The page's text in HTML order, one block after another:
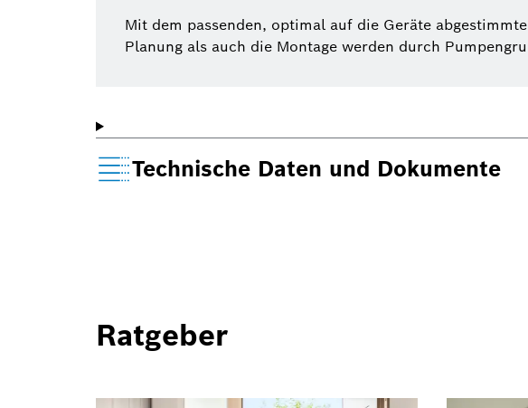
Mit dem passenden, optimal auf die Geräte
Planung als auch die Montage werden durch
Technische Daten und Dokumente
Ratgeber